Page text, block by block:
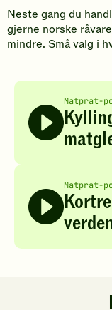
Neste gang du
gjerne norske
mindre. Små valg i
Matprat-
Matprat-